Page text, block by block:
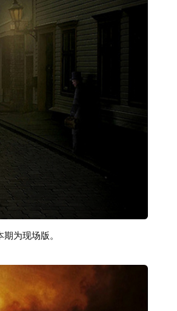
为现场版。